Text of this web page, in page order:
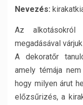
Nevezés:
Az
megadásával
A dekoratőr
amely témája
hogy milyen árut
előzsűrizés, a